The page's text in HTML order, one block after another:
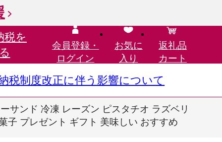
税を
会員登録・
ログイン
お気に
入り
返礼品
カート
税制度改正に伴う影響について
サンド 冷凍 レーズン ピスタチオ ラズベリ
子 プレゼント ギフト 美味しい おすすめ